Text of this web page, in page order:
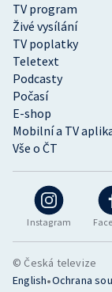
Instagram
TV program
Živé vysílání
TV poplatky
Teletext
Podcasty
Počasí
E-shop
Mobilní a TV
Vše o ČT
© Česká televize
English•Ochrana